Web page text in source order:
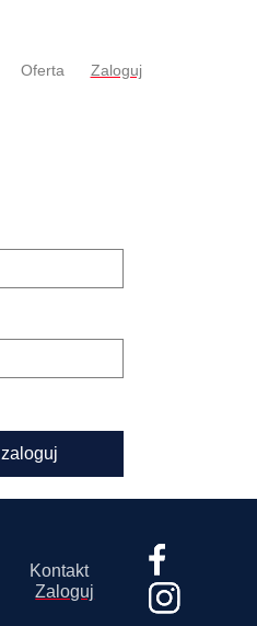
Oferta Zaloguj
zaloguj
Kontakt
Zaloguj